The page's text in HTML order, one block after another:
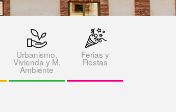
Urbanismo,
Vivienda y M.
Ambiente
Ferias y
Fiestas